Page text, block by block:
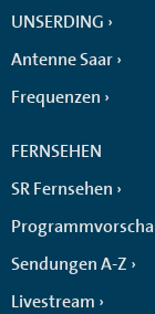
UNSERDING
Antenne Saar
Frequenzen
FERNSEHEN
SR Fernsehen
Sendungen A-Z
Livestream